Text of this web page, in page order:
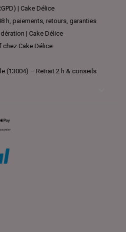
| Cake Délice
h, paiements, retours, garanties
| Cake Délice
Cake Délice
(13004) – Retrait 2 h & conseils